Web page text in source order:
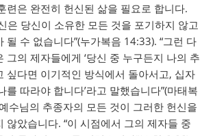
련은 완전히 헌신된 삶을 필요로 합니다.
은 당신이 소유한 모든 것을 포기하지 않고
될 수 없습니다”(누가복음 14:33). “그런 다
그의 제자들에게 ‘당신 중 누구든지 나의 추
싶다면 이기적인 방식에서 돌아서고, 십자
를 따라야 합니다’라고 말했습니다”(마태복
수님의 추종자의 모든 것이 그러한 헌신을
않았습니다. “이 시점에서 그의 제자들 중